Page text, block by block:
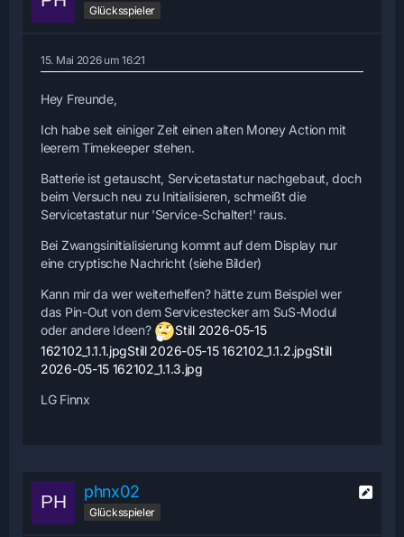
Glücksspieler
15. Mai 2026 um 16:21
Hey Freunde,
Ich habe seit einiger Zeit einen alten Money Action mit
leerem Timekeeper stehen.
Batterie ist getauscht, Servicetastatur nachgebaut, doch
beim Versuch neu zu Initialisieren, schmeißt die
Servicetastatur nur 'Service-Schalter!' raus.
Bei Zwangsinitialisierung kommt auf dem Display nur
eine cryptische Nachricht (siehe Bilder)
Kann mir da wer weiterhelfen? hätte zum Beispiel wer
das Pin-Out von dem Servicestecker am SuS-Modul
oder andere Ideen?
Still 2026-05-15
162102_1.1.1.jpgStill 2026-05-15 162102_1.1.2.jpgStill
2026-05-15 162102_1.1.3.jpg
LG Finnx
phnx02
Glücksspieler